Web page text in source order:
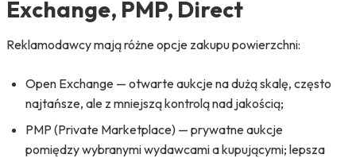
Exchange, PMP, Direct
Reklamodawcy mają różne opcje zakupu powierzchni:
Open Exchange — otwarte aukcje na dużą skalę, często
najtańsze, ale z mniejszą kontrolą nad jakością;
PMP (Private Marketplace) — prywatne aukcje
pomiędzy wybranymi wydawcami a kupującymi; lepsza